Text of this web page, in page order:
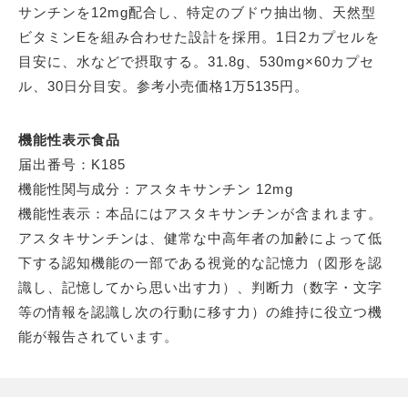
サンチンを12mg配合し、特定のブドウ抽出物、天然型
ビタミンEを組み合わせた設計を採用。1日2カプセルを
目安に、水などで摂取する。31.8g、530mg×60カプセ
ル、30日分目安。参考小売価格1万5135円。
機能性表示食品
届出番号：K185
機能性関与成分：アスタキサンチン 12mg
機能性表示：本品にはアスタキサンチンが含まれます。
アスタキサンチンは、健常な中高年者の加齢によって低
下する認知機能の一部である視覚的な記憶力（図形を認
識し、記憶してから思い出す力）、判断力（数字・文字
等の情報を認識し次の行動に移す力）の維持に役立つ機
能が報告されています。